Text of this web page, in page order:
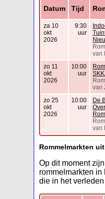
Datum Tijd
za 10
okt
2026
9:30
uur
van
zo 11
okt
2026
10:00
uur
van
zo 25
okt
2026
10:00
uur
De
van
Rommelmarkten
Op dit moment
rommelmarkten in
die in het